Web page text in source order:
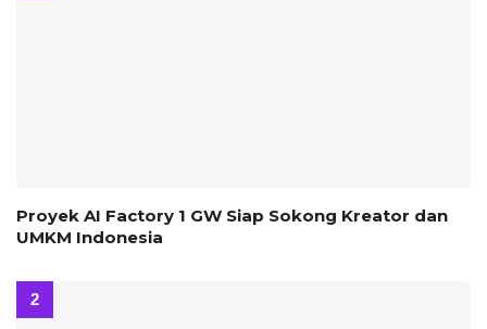
Proyek AI Factory 1 GW Siap Sokong Kreator dan
UMKM Indonesia